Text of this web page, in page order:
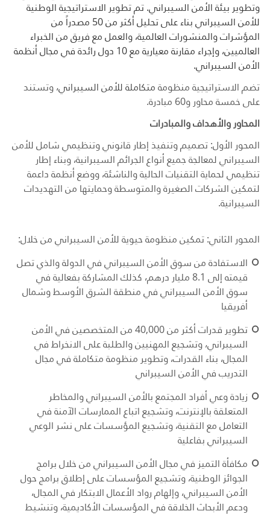
وتطوير بيئة الأمن السيبراني. تمتطوير الاستراتيجية الوطنية
للأمن السيبراني بناء على تحليل أكثر من 50 مصدراً من
المؤشرات والمنشورات العالمية، والعمل مع فريق من الخبراء
العالميين، وإجراء مقارنة معيارية مع 10 دول رائدة في مجال أنظمة
الأمن السيبراني.
تضم الاستراتيجية منظومة متكاملة للأمن السيبراني، وتستند
على خمسة محاور و60 مبادرة.
المحاور والأهداف والمبادرات
المحور الأول: تصميم وتنفيذ إطار قانوني وتنظيمي شامل للأمن
السيبراني لمعالجة جميع أنواع الجرائم السيبرانية، وبناء إطار
تنظيمي لحماية التقنيات الحالية والناشئة، ووضع أنظمة داعمة
لتمكين الشركات الصغيرة والمتوسطة وحمايتها من التهديدات
السيبرانية.
المحور الثاني: تمكين منظومة حيوية للأمن السيبراني من خلال:
الاستفادة من سوق الأمن السيبراني في الدولة والذي تصل
قيمته إلى 8.1 مليار درهم، كذلك المشاركة بفعالية في
سوق الأمن السيبراني في منطقة الشرق الأوسط وشمال
أفريقيا
تطوير قدرات أكثر من 40,000 من المتخصصين في الأمن
السيبراني، وتشجيع المهنيين والطلبة على الانخراط في
المجال، بناء القدرات، وتطوير منظومة متكاملة في مجال
التدريب في الأمن السيبراني
زيادة وعي أفراد المجتمع بالأمن السيبراني والمخاطر
المتعلقة بالإنترنت، وتشجيع اتباع الممارسات الآمنة في
التعامل مع التقنية، وتشجيع المؤسسات على نشر الوعي
السيبراني بفاعلية
مكافأة التميز في مجال الأمن السيبراني من خلال برامج
الجوائز الوطنية، وتشجيع المؤسسات على إطلاق برامج حول
الأمن السيبراني، وإلهام رواد الأعمال الابتكار في المجال،
ودعم الأبحاث الخلاقة في المؤسسات الأكاديمية، وتنشيط